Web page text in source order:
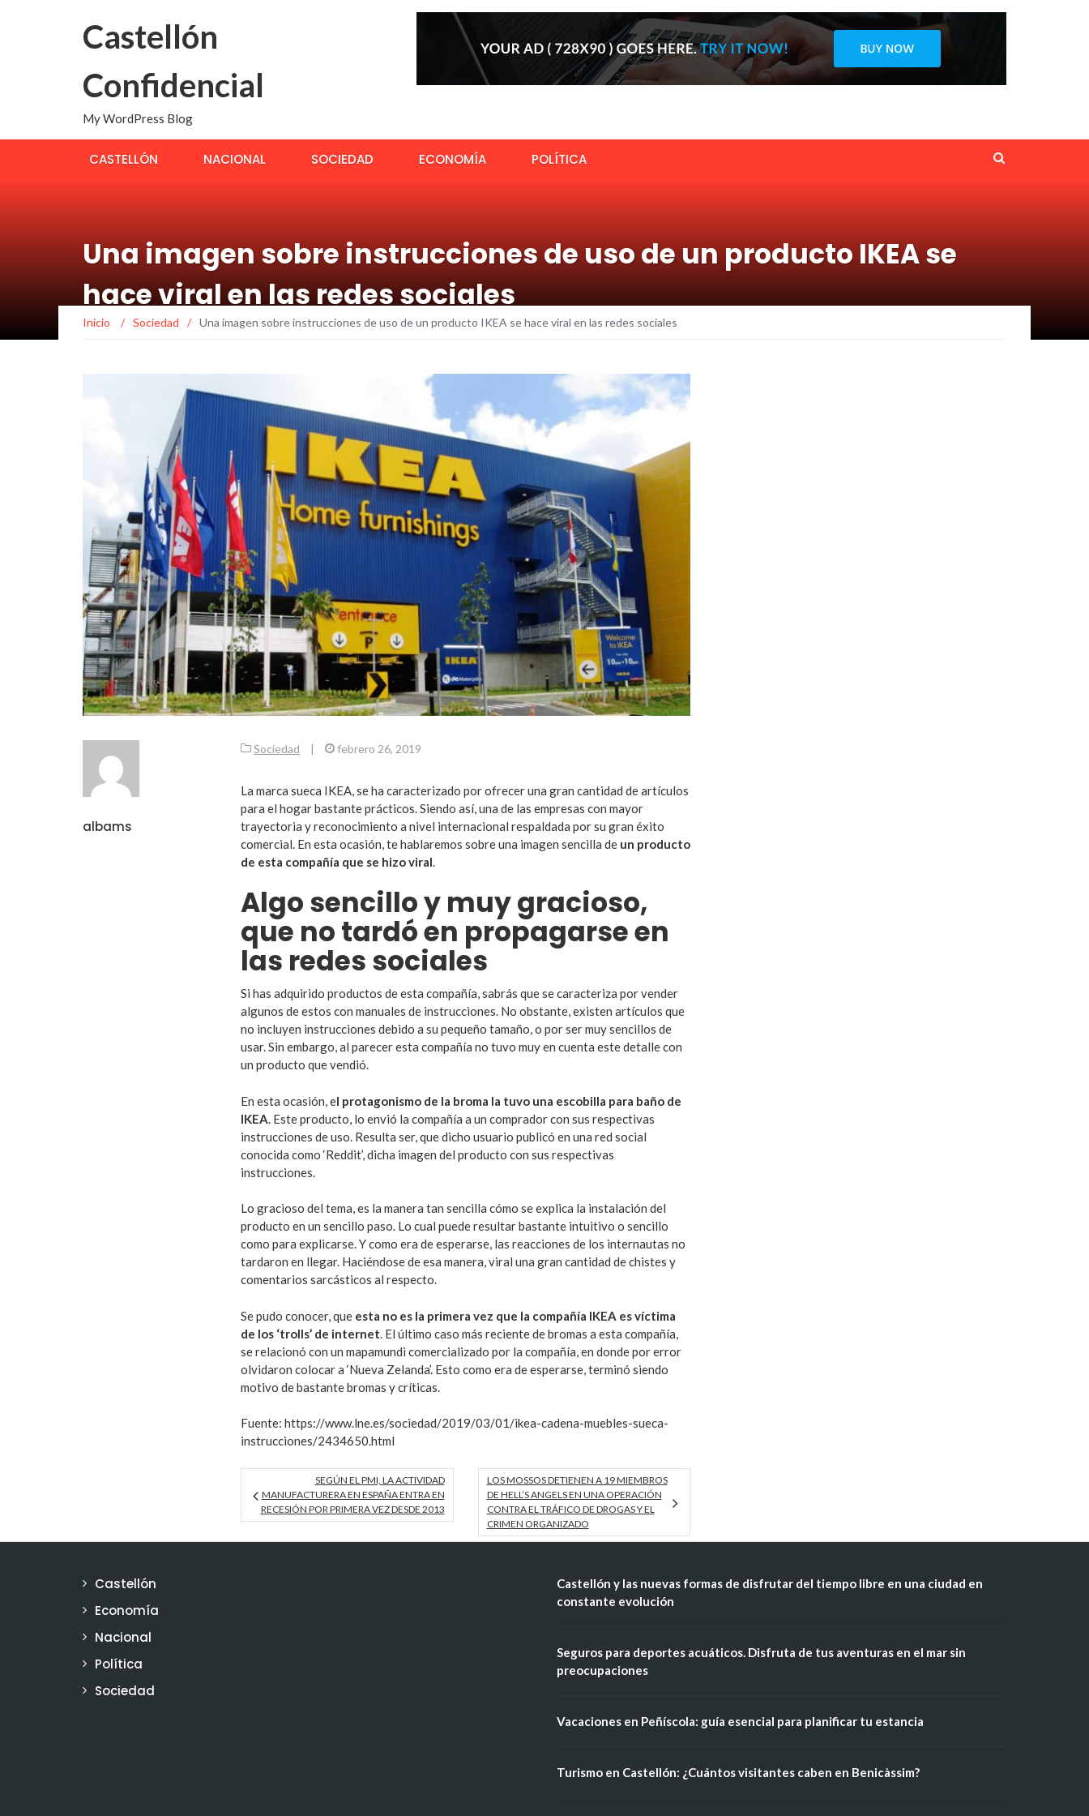
Castellón
Confidencial
My WordPress Blog
CASTELLÓN NACIONAL SOCIEDAD ECONOMÍA POLÍTICA
Una imagen sobre instrucciones de uso de un producto IKEA se
hace viral en las redes sociales
Inicio / Sociedad / Una imagen sobre instrucciones de uso de un producto IKEA se hace viral en las redes sociales
albams
Sociedad | febrero 26, 2019
La marca sueca IKEA, se ha caracterizado por ofrecer una gran cantidad de artículos
para el hogar bastante prácticos. Siendo así, una de las empresas con mayor
trayectoria y reconocimiento a nivel internacional respaldada por su gran éxito
comercial. En esta ocasión, te hablaremos sobre una imagen sencilla de un producto
de esta compañía que se hizo viral.
Algo sencillo y muy gracioso,
que no tardó en propagarse en
las redes sociales
Si has adquirido productos de esta compañía, sabrás que se caracteriza por vender
algunos de estos con manuales de instrucciones. No obstante, existen artículos que
no incluyen instrucciones debido a su pequeño tamaño, o por ser muy sencillos de
usar. Sin embargo, al parecer esta compañía no tuvo muy en cuenta este detalle con
un producto que vendió.
En esta ocasión, el protagonismo de la broma la tuvo una escobilla para baño de
IKEA. Este producto, lo envió la compañía a un comprador con sus respectivas
instrucciones de uso. Resulta ser, que dicho usuario publicó en una red social
conocida como ‘Reddit’, dicha imagen del producto con sus respectivas
instrucciones.
Lo gracioso del tema, es la manera tan sencilla cómo se explica la instalación del
producto en un sencillo paso. Lo cual puede resultar bastante intuitivo o sencillo
como para explicarse. Y como era de esperarse, las reacciones de los internautas no
tardaron en llegar. Haciéndose de esa manera, viral una gran cantidad de chistes y
comentarios sarcásticos al respecto.
Se pudo conocer, que esta no es la primera vez que la compañía IKEA es víctima
de los ‘trolls’ de internet. El último caso más reciente de bromas a esta compañía,
se relacionó con un mapamundi comercializado por la compañía, en donde por error
olvidaron colocar a ‘Nueva Zelanda’. Esto como era de esperarse, terminó siendo
motivo de bastante bromas y críticas.
Fuente: https://www.lne.es/sociedad/2019/03/01/ikea-cadena-muebles-sueca-
instrucciones/2434650.html
SEGÚN EL PMI, LA ACTIVIDAD
MANUFACTURERA EN ESPAÑA ENTRA EN
RECESIÓN POR PRIMERA VEZ DESDE 2013
LOS MOSSOS DETIENEN A 19 MIEMBROS
DE HELL’S ANGELS EN UNA OPERACIÓN
CONTRA EL TRÁFICO DE DROGAS Y EL
CRIMEN ORGANIZADO
Castellón
Economía
Nacional
Política
Sociedad
Castellón y las nuevas formas de disfrutar del tiempo libre en una ciudad en
constante evolución
Seguros para deportes acuáticos. Disfruta de tus aventuras en el mar sin
preocupaciones
Vacaciones en Peñíscola: guía esencial para planificar tu estancia
Turismo en Castellón: ¿Cuántos visitantes caben en Benicàssim?